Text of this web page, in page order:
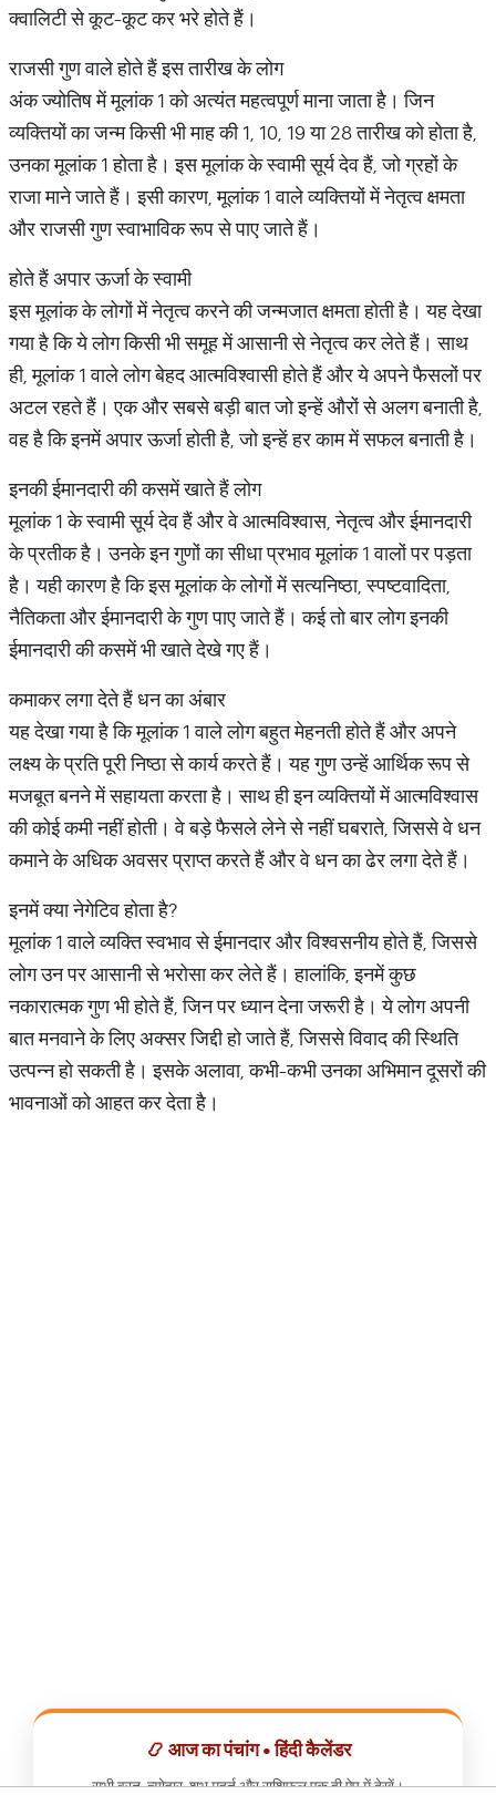
क्वालिटी से कूट-कूट कर भरे होते हैं।
राजसी गुण वाले होते हैं इस तारीख के लोग
अंक ज्योतिष में मूलांक 1 को अत्यंत महत्वपूर्ण माना जाता है। जिन
व्यक्तियों का जन्म किसी भी माह की 1, 10, 19 या 28 तारीख को होता है,
उनका मूलांक 1 होता है। इस मूलांक के स्वामी सूर्य देव हैं, जो ग्रहों के
राजा माने जाते हैं। इसी कारण, मूलांक 1 वाले व्यक्तियों में नेतृत्व क्षमता
और राजसी गुण स्वाभाविक रूप से पाए जाते हैं।
होते हैं अपार ऊर्जा के स्वामी
इस मूलांक के लोगों में नेतृत्व करने की जन्मजात क्षमता होती है। यह देखा
गया है कि ये लोग किसी भी समूह में आसानी से नेतृत्व कर लेते हैं। साथ
ही, मूलांक 1 वाले लोग बेहद आत्मविश्वासी होते हैं और ये अपने फैसलों पर
अटल रहते हैं। एक और सबसे बड़ी बात जो इन्हें औरों से अलग बनाती है,
वह है कि इनमें अपार ऊर्जा होती है, जो इन्हें हर काम में सफल बनाती है।
इनकी ईमानदारी की कसमें खाते हैं लोग
मूलांक 1 के स्वामी सूर्य देव हैं और वे आत्मविश्वास, नेतृत्व और ईमानदारी
के प्रतीक है। उनके इन गुणों का सीधा प्रभाव मूलांक 1 वालों पर पड़ता
है। यही कारण है कि इस मूलांक के लोगों में सत्यनिष्ठा, स्पष्टवादिता,
नैतिकता और ईमानदारी के गुण पाए जाते हैं। कई तो बार लोग इनकी
ईमानदारी की कसमें भी खाते देखे गए हैं।
कमाकर लगा देते हैं धन का अंबार
यह देखा गया है कि मूलांक 1 वाले लोग बहुत मेहनती होते हैं और अपने
लक्ष्य के प्रति पूरी निष्ठा से कार्य करते हैं। यह गुण उन्हें आर्थिक रूप से
मजबूत बनने में सहायता करता है। साथ ही इन व्यक्तियों में आत्मविश्वास
की कोई कमी नहीं होती। वे बड़े फैसले लेने से नहीं घबराते, जिससे वे धन
कमाने के अधिक अवसर प्राप्त करते हैं और वे धन का ढेर लगा देते हैं।
इनमें क्या नेगेटिव होता है?
मूलांक 1 वाले व्यक्ति स्वभाव से ईमानदार और विश्वसनीय होते हैं, जिससे
लोग उन पर आसानी से भरोसा कर लेते हैं। हालांकि, इनमें कुछ
नकारात्मक गुण भी होते हैं, जिन पर ध्यान देना जरूरी है। ये लोग अपनी
बात मनवाने के लिए अक्सर जिद्दी हो जाते हैं, जिससे विवाद की स्थिति
उत्पन्न हो सकती है। इसके अलावा, कभी-कभी उनका अभिमान दूसरों की
भावनाओं को आहत कर देता है।
📿 आज का पंचांग • हिंदी कैलेंडर
सभी व्रत, त्योहार, शुभ मुहूर्त और राशिफल एक ही ऐप में देखें।